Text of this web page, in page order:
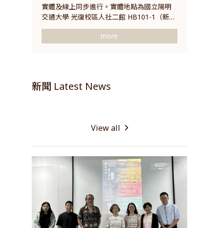
實體及線上同步進行。實體地點為國立陽明
交通大學 光復校區人社二館 HB101-1（新竹
市東區大學路1001號）。
more
新聞 Latest News
View all